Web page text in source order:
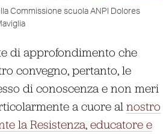
Commissione scuola ANPI Dolores
di approfondimento che
convegno, pertanto, le
di conoscenza e non meri
a cuore al nostro
la Resistenza, educatore e